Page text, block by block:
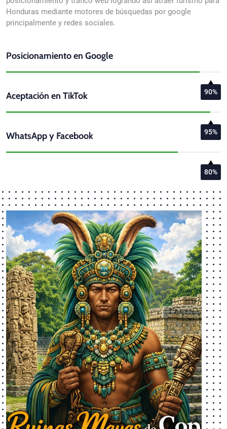
Honduras mediante motores de búsquedas por google
principalmente y redes sociales.
Posicionamiento en Google
90%
Aceptación en TikTok
95%
WhatsApp y Facebook
80%